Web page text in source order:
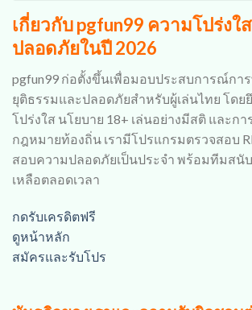
เกี่ยวกับ pgfun99 ความโปร่งใ
ปลอดภัยในปี 2026
pgfun99 ก่อตั้งขึ้นเพื่อมอบประสบการณ์ก
ยุติธรรมและปลอดภัยสำหรับผู้เล่นไทย โดย
โปร่งใส นโยบาย 18+ เล่นอย่างมีสติ และก
กฎหมายท้องถิ่น เรามีโปรแกรมตรวจสอบ
สอบความปลอดภัยเป็นประจำ พร้อมทีมส
เหลือตลอดเวลา
กดรับเครดิตฟรี
ดูหน้าหลัก
สมัครและรับโปร